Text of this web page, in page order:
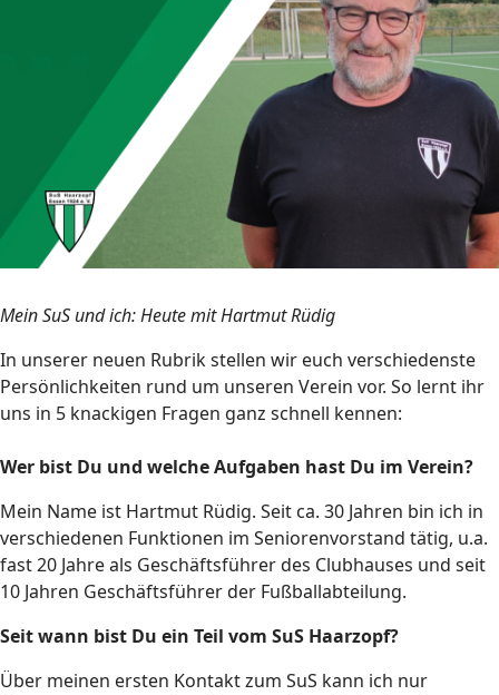
Mein SuS und ich: Heute mit Hartmut Rüdig
In unserer neuen Rubrik stellen wir euch verschiedenste
Persönlichkeiten rund um unseren Verein vor. So lernt ihr
uns in 5 knackigen Fragen ganz schnell kennen:
Wer bist Du und welche Aufgaben hast Du im Verein?
Mein Name ist Hartmut Rüdig. Seit ca. 30 Jahren bin ich in
verschiedenen Funktionen im Seniorenvorstand tätig, u.a.
fast 20 Jahre als Geschäftsführer des Clubhauses und seit
10 Jahren Geschäftsführer der Fußballabteilung.
Seit wann bist Du ein Teil vom SuS Haarzopf?
Über meinen ersten Kontakt zum SuS kann ich nur